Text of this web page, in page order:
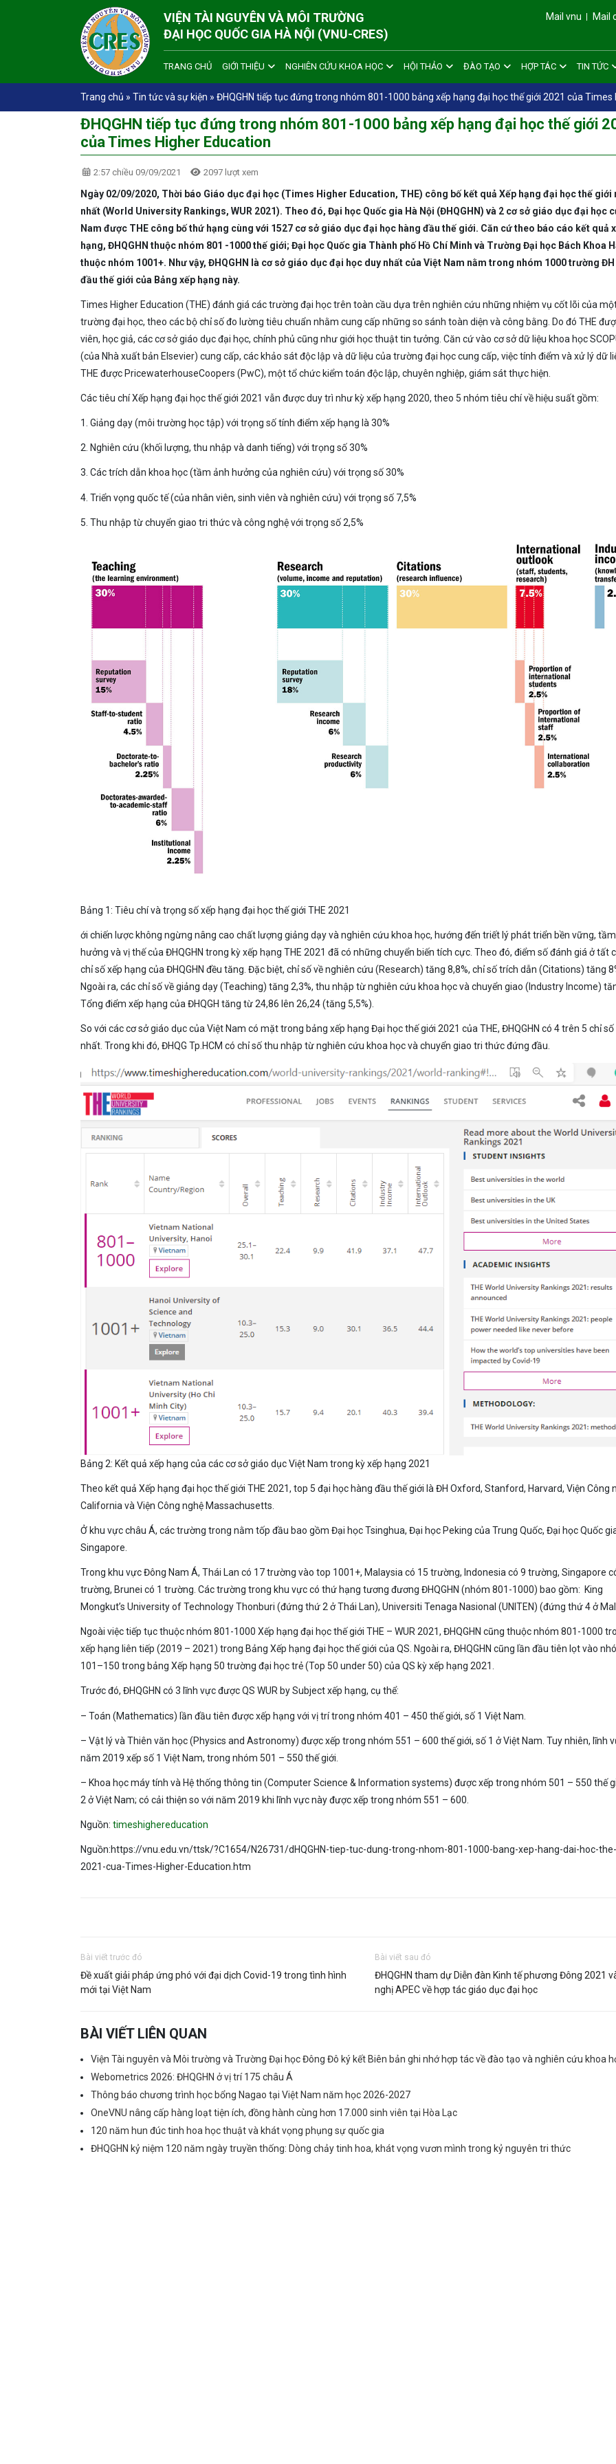
VIỆN TÀI NGUYÊN VÀ MÔI TRƯỜNG
ĐẠI HỌC QUỐC GIA HÀ NỘI (VNU-CRES)
Mail vnu Mail
TRANG CHỦ GIỚI THIỆU NGHIÊN CỨU KHOA HỌC HỘI THẢO ĐÀO TẠO HỢP TÁC TIN TỨC
Trang chủ » Tin tức và sự kiện » ĐHQGHN tiếp tục đứng trong nhóm 801-1000 bảng xếp hạng đại học thế giới 2021 của Times
ĐHQGHN tiếp tục đứng trong nhóm 801-1000 bảng xếp hạng đại học thế giới
của Times Higher Education
2:57 chiều 09/09/2021 2097 lượt xem
Ngày 02/09/2020, Thời báo Giáo dục đại học (Times Higher Education, THE) công bố kết quả Xếp hạng đại học thế giới
nhất (World University Rankings, WUR 2021). Theo đó, Đại học Quốc gia Hà Nội (ĐHQGHN) và 2 cơ sở giáo dục đại học
Nam được THE công bố thứ hạng cùng với 1527 cơ sở giáo dục đại học hàng đầu thế giới. Căn cứ theo báo cáo kết quả
hạng, ĐHQGHN thuộc nhóm 801 -1000 thế giới; Đại học Quốc gia Thành phố Hồ Chí Minh và Trường Đại học Bách Khoa
thuộc nhóm 1001+. Như vậy, ĐHQGHN là cơ sở giáo dục đại học duy nhất của Việt Nam nằm trong nhóm 1000 trường
đầu thế giới của Bảng xếp hạng này.
Times Higher Education (THE) đánh giá các trường đại học trên toàn cầu dựa trên nghiên cứu những nhiệm vụ cốt lõi của
trường đại học, theo các bộ chỉ số đo lường tiêu chuẩn nhằm cung cấp những so sánh toàn diện và công bằng. Do đó THE
viên, học giả, các cơ sở giáo dục đại học, chính phủ cũng như giới học thuật tin tưởng. Căn cứ vào cơ sở dữ liệu khoa học
(của Nhà xuất bản Elsevier) cung cấp, các khảo sát độc lập và dữ liệu của trường đại học cung cấp, việc tính điểm và xử lý dữ
THE được PricewaterhouseCoopers (PwC), một tổ chức kiểm toán độc lập, chuyên nghiệp, giám sát thực hiện.
Các tiêu chí Xếp hạng đại học thế giới 2021 vẫn được duy trì như kỳ xếp hạng 2020, theo 5 nhóm tiêu chí về hiệu suất gồm:
1. Giảng dạy (môi trường học tập) với trọng số tính điểm xếp hạng là 30%
2. Nghiên cứu (khối lượng, thu nhập và danh tiếng) với trọng số 30%
3. Các trích dẫn khoa học (tầm ảnh hưởng của nghiên cứu) với trọng số 30%
4. Triển vọng quốc tế (của nhân viên, sinh viên và nghiên cứu) với trọng số 7,5%
5. Thu nhập từ chuyển giao tri thức và công nghệ với trọng số 2,5%
Bảng 1: Tiêu chí và trọng số xếp hạng đại học thế giới THE 2021
ới chiến lược không ngừng nâng cao chất lượng giảng dạy và nghiên cứu khoa học, hướng đến triết lý phát triển bền vững,
hưởng và vị thế của ĐHQGHN trong kỳ xếp hạng THE 2021 đã có những chuyển biến tích cực. Theo đó, điểm số đánh giá ở tất
chỉ số xếp hạng của ĐHQGHN đều tăng. Đặc biệt, chỉ số về nghiên cứu (Research) tăng 8,8%, chỉ số trích dẫn (Citations) tăng
Ngoài ra, các chỉ số về giảng dạy (Teaching) tăng 2,3%, thu nhập từ nghiên cứu khoa học và chuyển giao (Industry Income)
Tổng điểm xếp hạng của ĐHQGH tăng từ 24,86 lên 26,24 (tăng 5,5%).
So với các cơ sở giáo dục của Việt Nam có mặt trong bảng xếp hạng Đại học thế giới 2021 của THE, ĐHQGHN có 4 trên 5 chỉ số
nhất. Trong khi đó, ĐHQG Tp.HCM có chỉ số thu nhập từ nghiên cứu khoa học và chuyển giao tri thức đứng đầu.
Bảng 2: Kết quả xếp hạng của các cơ sở giáo dục Việt Nam trong kỳ xếp hạng 2021
Theo kết quả Xếp hạng đại học thế giới THE 2021, top 5 đại học hàng đầu thế giới là ĐH Oxford, Stanford, Harvard, Viện Công
California và Viện Công nghệ Massachusetts.
Ở khu vực châu Á, các trường trong nằm tốp đầu bao gồm Đại học Tsinghua, Đại học Peking của Trung Quốc, Đại học Quốc
Singapore.
Trong khu vực Đông Nam Á, Thái Lan có 17 trường vào top 1001+, Malaysia có 15 trường, Indonesia có 9 trường, Singapore
trường, Brunei có 1 trường. Các trường trong khu vực có thứ hạng tương đương ĐHQGHN (nhóm 801-1000) bao gồm: King
Mongkut’s University of Technology Thonburi (đứng thứ 2 ở Thái Lan), Universiti Tenaga Nasional (UNITEN) (đứng thứ 4 ở
Ngoài việc tiếp tục thuộc nhóm 801-1000 Xếp hạng đại học thế giới THE – WUR 2021, ĐHQGHN cũng thuộc nhóm 801-1000
xếp hạng liên tiếp (2019 – 2021) trong Bảng Xếp hạng đại học thế giới của QS. Ngoài ra, ĐHQGHN cũng lần đầu tiên lọt vào
101–150 trong bảng Xếp hạng 50 trường đại học trẻ (Top 50 under 50) của QS kỳ xếp hạng 2021.
Trước đó, ĐHQGHN có 3 lĩnh vực được QS WUR by Subject xếp hạng, cụ thể:
– Toán (Mathematics) lần đầu tiên được xếp hạng với vị trí trong nhóm 401 – 450 thế giới, số 1 Việt Nam.
– Vật lý và Thiên văn học (Physics and Astronomy) được xếp trong nhóm 551 – 600 thế giới, số 1 ở Việt Nam. Tuy nhiên, lĩnh
năm 2019 xếp số 1 Việt Nam, trong nhóm 501 – 550 thế giới.
– Khoa học máy tính và Hệ thống thông tin (Computer Science & Information systems) được xếp trong nhóm 501 – 550 thế
2 ở Việt Nam; có cải thiện so với năm 2019 khi lĩnh vực này được xếp trong nhóm 551 – 600.
Nguồn: timeshighereducation
Nguồn:https://vnu.edu.vn/ttsk/?C1654/N26731/dHQGHN-tiep-tuc-dung-trong-nhom-801-1000-bang-xep-hang-dai-hoc-
2021-cua-Times-Higher-Education.htm
Bài viết trước đó
Đề xuất giải pháp ứng phó với đại dịch Covid-19 trong tình hình
mới tại Việt Nam
Bài viết sau đó
ĐHQGHN tham dự Diễn đàn Kinh tế phương Đông 2021
nghị APEC về hợp tác giáo dục đại học
BÀI VIẾT LIÊN QUAN
Viện Tài nguyên và Môi trường và Trường Đại học Đông Đô ký kết Biên bản ghi nhớ hợp tác về đào tạo và nghiên cứu khoa
Webometrics 2026: ĐHQGHN ở vị trí 175 châu Á
Thông báo chương trình học bổng Nagao tại Việt Nam năm học 2026-2027
OneVNU nâng cấp hàng loạt tiện ích, đồng hành cùng hơn 17.000 sinh viên tại Hòa Lạc
120 năm hun đúc tinh hoa học thuật và khát vọng phụng sự quốc gia
ĐHQGHN kỷ niệm 120 năm ngày truyền thống: Dòng chảy tinh hoa, khát vọng vươn mình trong kỷ nguyên tri thức